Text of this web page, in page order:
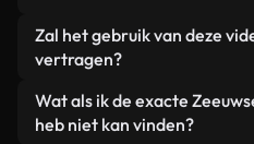
Beide. Dit is een hybride
uit echte, door mensen
video's. Elke video is
altijd weet wat je gebruikt.
Zal het gebruik van deze
vertragen?
Niet als u voor onze
kiest. Wij bieden
Wat als ik de exacte
heb niet kan vinden?